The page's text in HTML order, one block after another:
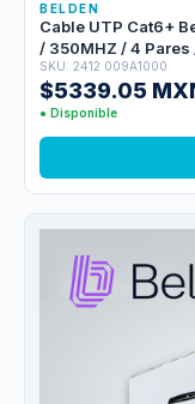
BELDEN
Cable UTP Cat6+
/ 350MHZ / 4
Certificable /
SKU: 2412 009A1000
$5339.05
● Disponible